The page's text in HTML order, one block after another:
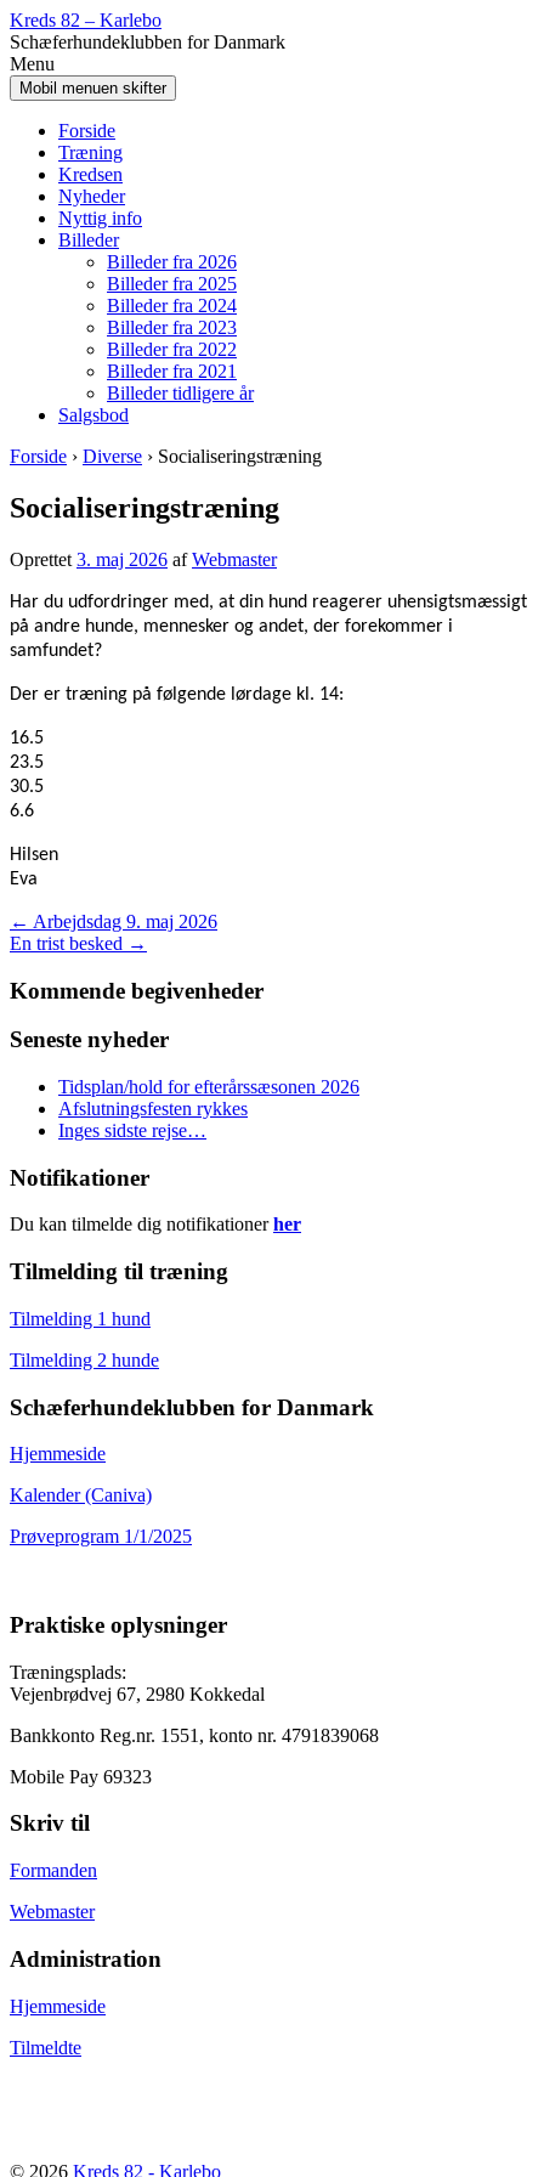
Spring
til
indhold
Gå
til
Hovedmenu
Kreds 82 – Karlebo
Schæferhundeklubben for Danmark
Menu
Mobil menuen skifter
Forside
Træning
Kredsen
Nyheder
Nyttig info
Billeder
Billeder fra 2026
Billeder fra 2025
Billeder fra 2024
Billeder fra 2023
Billeder fra 2022
Billeder fra 2021
Billeder tidligere år
Salgsbod
Forside › Diverse › Socialiseringstræning
Socialiseringstræning
Oprettet 3. maj 2026 afWebmaster
Har du udfordringer med, at din hund reagerer uhensigtsmæssigt
på andre hunde, mennesker og andet, der forekommer i
samfundet?
Der er træning på følgende lørdage kl. 14:
16.5
23.5
30.5
6.6
Hilsen
Eva
Post
navigation
← Arbejdsdag 9. maj 2026
En trist besked →
Kommende begivenheder
Seneste nyheder
Tidsplan/hold for efterårssæsonen 2026
Afslutningsfesten rykkes
Inges sidste rejse…
Notifikationer
Du kan tilmelde dig notifikationerher
Tilmelding til træning
Tilmelding 1 hund
Tilmelding 2 hunde
Schæferhundeklubben for Danmark
Hjemmeside
Kalender (Caniva)
Prøveprogram 1/1/2025
Praktiske oplysninger
Træningsplads:
Vejenbrødvej 67, 2980 Kokkedal
Bankkonto Reg.nr. 1551, konto nr. 4791839068
Mobile Pay 69323
Skriv til
Formanden
Webmaster
Administration
Hjemmeside
Tilmeldte
© 2026 Kreds 82 - Karlebo